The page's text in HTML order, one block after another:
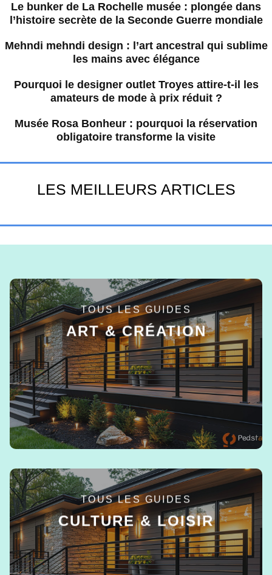
Le bunker de La Rochelle musée : plongée dans
l’histoire secrète de la Seconde Guerre mondiale
Mehndi mehndi design : l’art ancestral qui sublime
les mains avec élégance
Pourquoi le designer outlet Troyes attire-t-il les
amateurs de mode à prix réduit ?
Musée Rosa Bonheur : pourquoi la réservation
obligatoire transforme la visite
LES MEILLEURS ARTICLES
TOUS LES GUIDES
ART & CRÉATION
EN SAVOIR +
TOUS LES GUIDES
CULTURE & LOISIR
EN SAVOIR +